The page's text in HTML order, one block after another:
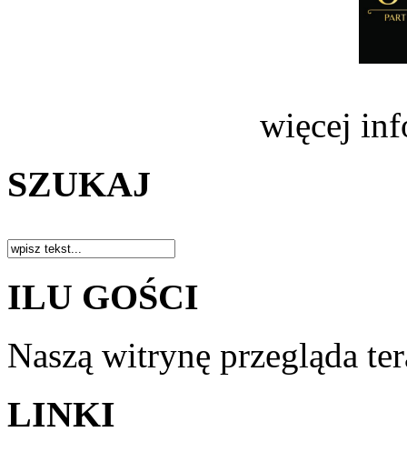
więcej
SZUKAJ
ILU GOŚCI
Naszą witrynę przegląda
LINKI